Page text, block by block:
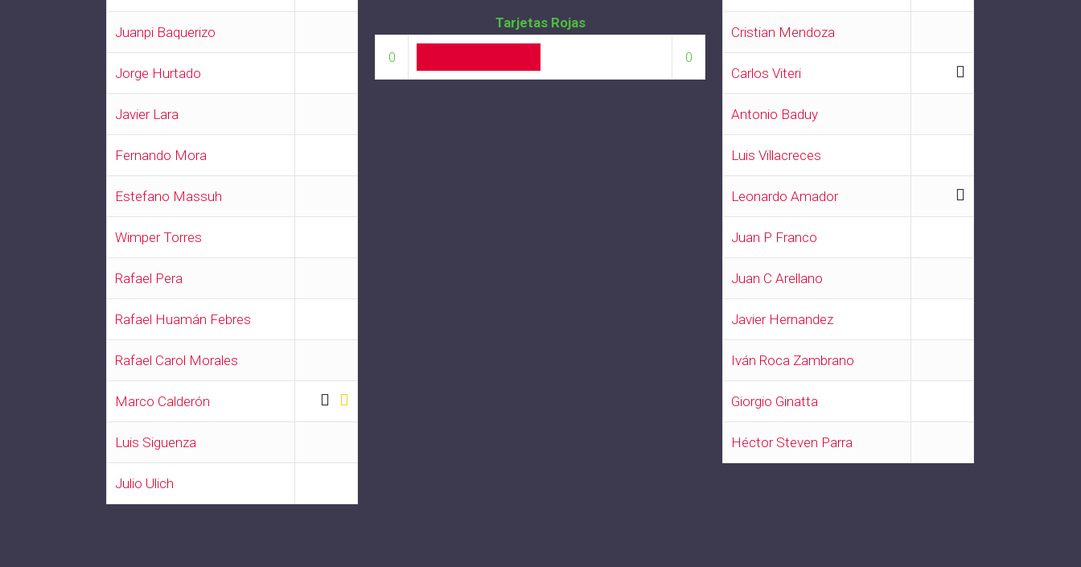
Juanpi Baquerizo
Jorge Hurtado
Javier Lara
Fernando Mora
Estefano Massuh
Wimper Torres
Rafael Pera
Rafael Huamán Febres
Rafael Carol Morales
Marco Calderón
Luis Siguenza
Julio Ulich
Cristian Mendoza
Carlos Viteri
Antonio Baduy
Luis Villacreces
Leonardo Amador
Juan P Franco
Juan C Arellano
Javier Hernandez
Iván Roca Zambrano
Giorgio Ginatta
Héctor Steven Parra
Tarjetas Rojas
0 0